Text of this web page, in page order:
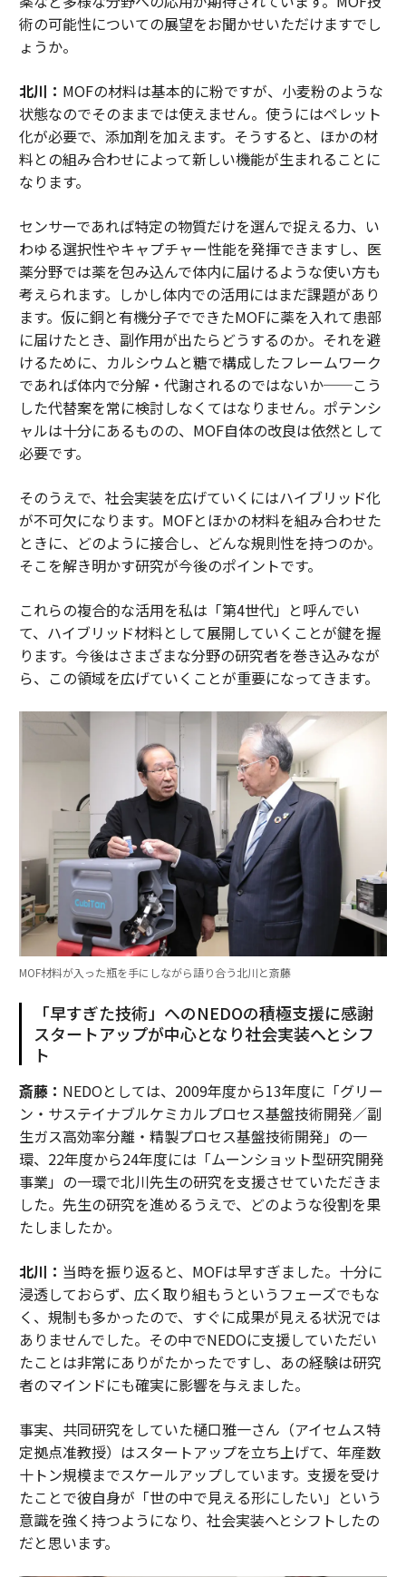
術の可能性についての展望をお聞かせいただけますでし
ょうか。
北川： MOFの材料は基本的に粉ですが、小麦粉のような
状態なのでそのままでは使えません。使うにはペレット
化が必要で、添加剤を加えます。そうすると、ほかの材
料との組み合わせによって新しい機能が生まれることに
なります。
センサーであれば特定の物質だけを選んで捉える力、い
わゆる選択性やキャプチャー性能を発揮できますし、医
薬分野では薬を包み込んで体内に届けるような使い方も
考えられます。しかし体内での活用にはまだ課題があり
ます。仮に銅と有機分子でできたMOFに薬を入れて患部
に届けたとき、副作用が出たらどうするのか。それを避
けるために、カルシウムと糖で構成したフレームワーク
であれば体内で分解・代謝されるのではないか──こう
した代替案を常に検討しなくてはなりません。ポテンシ
ャルは十分にあるものの、MOF自体の改良は依然として
必要です。
そのうえで、社会実装を広げていくにはハイブリッド化
が不可欠になります。MOFとほかの材料を組み合わせた
ときに、どのように接合し、どんな規則性を持つのか。
そこを解き明かす研究が今後のポイントです。
これらの複合的な活用を私は「第4世代」と呼んでい
て、ハイブリッド材料として展開していくことが鍵を握
ります。今後はさまざまな分野の研究者を巻き込みなが
ら、この領域を広げていくことが重要になってきます。
MOF材料が入った瓶を手にしながら語り合う北川と斎藤
「早すぎた技術」へのNEDOの積極支援に感謝
スタートアップが中心となり社会実装へとシフ
ト
斎藤： NEDOとしては、2009年度から13年度に「グリー
ン・サステイナブルケミカルプロセス基盤技術開発／副
生ガス高効率分離・精製プロセス基盤技術開発」の一
環、22年度から24年度には「ムーンショット型研究開発
事業」の一環で北川先生の研究を支援させていただきま
した。先生の研究を進めるうえで、どのような役割を果
たしましたか。
北川： 当時を振り返ると、MOFは早すぎました。十分に
浸透しておらず、広く取り組もうというフェーズでもな
く、規制も多かったので、すぐに成果が見える状況では
ありませんでした。その中でNEDOに支援していただい
たことは非常にありがたかったですし、あの経験は研究
者のマインドにも確実に影響を与えました。
事実、共同研究をしていた樋口雅一さん（アイセムス特
定拠点准教授）はスタートアップを立ち上げて、年産数
十トン規模までスケールアップしています。支援を受け
たことで彼自身が「世の中で見える形にしたい」という
意識を強く持つようになり、社会実装へとシフトしたの
だと思います。